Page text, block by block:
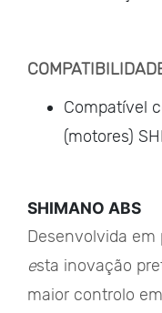
Compatível
(motores)
SHIMANO ABS
Desenvolvida em
esta inovação
maior controlo